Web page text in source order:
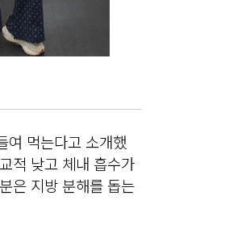
여 먹는다고 소개했
적 낮고 체내 흡수가
은 지방 분해를 돕는